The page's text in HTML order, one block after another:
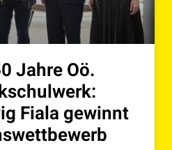
Jahre Oö.
Fiala gewinnt